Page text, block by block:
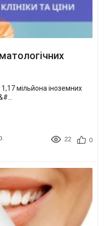
мільйона іноземних
22 0